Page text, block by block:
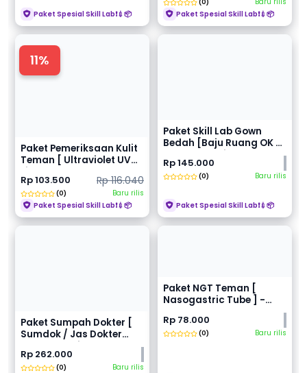
Paket Spesial Skill Lab❗💉📦
(0)
Paket Spesial Skill Lab❗💉📦
11%
Paket Pemeriksaan Kulit
Teman [ Ultraviolet UV
Light + Kaca...
Rp 103.500 Rp 116.040
(0)
Baru rilis
Paket Spesial Skill Lab❗💉📦
Paket Skill Lab Gown
Bedah [Baju Ruang OK +
Handuk Steril +...
Rp 145.000
(0) Baru rilis
Paket Spesial Skill Lab❗💉📦
Paket Sumpah Dokter [
Sumdok / Jas Dokter
Lengan Panjang + N...
Rp 262.000
(0)
Baru rilis
Paket NGT Teman [
Nasogastric Tube ] -
Rp 78.000
(0) Baru rilis